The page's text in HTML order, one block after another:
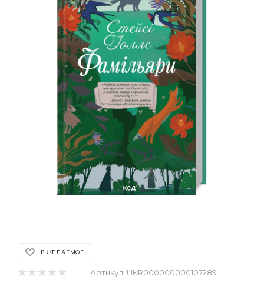
В ЖЕЛАЕМОЕ
Артикул: UKR000000000107289